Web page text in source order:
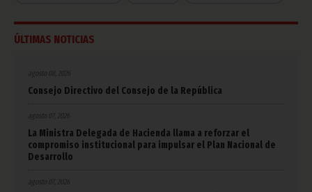
ÚLTIMAS NOTICIAS
agosto 08, 2026
Consejo Directivo del Consejo de la República
agosto 07, 2026
La Ministra Delegada de Hacienda llama a reforzar el
compromiso institucional para impulsar el Plan Nacional de
Desarrollo
agosto 07, 2026